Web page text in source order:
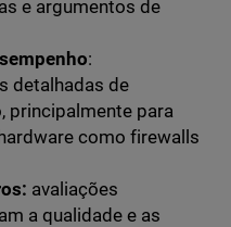
e argumentos de
:
detalhadas de
principalmente para
como firewalls
avaliações
a qualidade e as